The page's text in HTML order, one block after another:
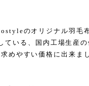
のオリジナル羽毛
いる、国内工場生産の
めやすい価格に出来まし